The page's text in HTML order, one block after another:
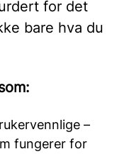
for det
bare hva du
–
fungerer for